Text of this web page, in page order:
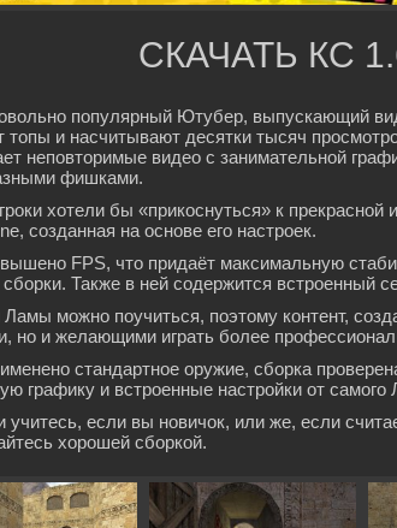
СКАЧАТЬ КС
популярный Ютубер, выпускающий
топы и насчитывают десятки тысяч
неповторимые видео с занимательной
фишками.
хотели бы «прикоснуться» к
созданная на основе его настроек.
FPS, что придаёт максимальную
сборки. Также в ней содержится встроенный
можно поучиться, поэтому контент,
но и желающими играть более
стандартное оружие, сборка
графику и встроенные настройки от
учитесь, если вы новичок, или же, если
хорошей сборкой.